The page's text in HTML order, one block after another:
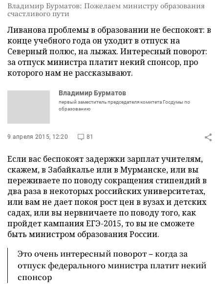
Владимир Бурматов: Пожелаем министру образования
счастливого пути
Ливанова проблемы в образовании не беспокоят: в
конце учебного года он уходит в отпуск на
Северный полюс, на лыжах. Интересный поворот:
за отпуск министра платит некий спонсор, про
которого нам не рассказывают.
Владимир Бурматов
первый заместитель председателя комитета Госдумы по
образованию
9 апреля 2015, 12:20 81
Если вас беспокоят задержки зарплат учителям,
скажем, в Забайкалье или в Мурманске, или вы
переживаете по поводу сокращения стипендий в
два раза в некоторых российских университетах,
или вам не дает покоя рост цен в вузах и детских
садах, или вы нервничаете по поводу того, как
пройдет кампания ЕГЭ-2015, то вы не сможете
быть министром образования России.
Это очень интересный поворот – когда за
отпуск федерального министра платит некий
спонсор